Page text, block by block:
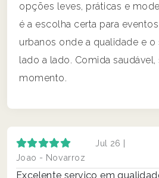
opções leves, práticas e
é a escolha certa para
urbanos onde a qualidade e o
lado a lado. Comida
momento.
Jul 26 |
Joao - Novarroz
Excelente serviço em